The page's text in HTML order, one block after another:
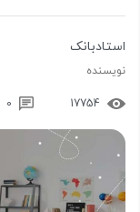
استادبانک
نویسنده
17754
0